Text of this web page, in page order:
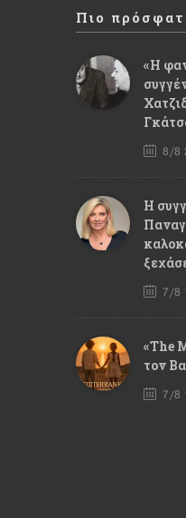
Πιο
«Η
8/8
Η
7/8
«The
τον
7/8